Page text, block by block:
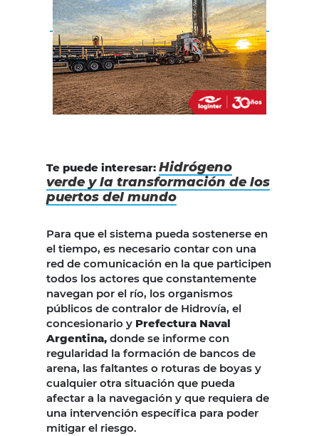
Te puede interesar: Hidrógeno
verde y la transformación de los
puertos del mundo
Para que el sistema pueda sostenerse en
el tiempo, es necesario contar con una
red de comunicación en la que participen
todos los actores que constantemente
navegan por el río, los organismos
públicos de contralor de Hidrovía, el
concesionario y Prefectura Naval
Argentina, donde se informe con
regularidad la formación de bancos de
arena, las faltantes o roturas de boyas y
cualquier otra situación que pueda
afectar a la navegación y que requiera de
una intervención específica para poder
mitigar el riesgo.